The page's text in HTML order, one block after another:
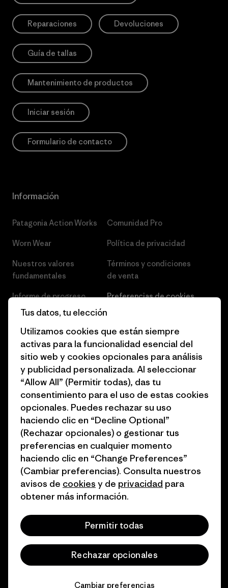
Reparaciones Devoluciones
Guía de tallas
Mantenimiento de productos
Iniciar sesión
Formulario de contacto
Información
Patagonia Action Works
Worn Wear
Nuestros valores
fundamentales
Informe de progreso
Business Unusual
Objetivos climáticos
1% for the Planet
Cómo financiamos
Tarjetas regalo
Encuentra una tienda
Comunidad Pro
Política de privacidad
Términos y condiciones
de venta
Preferencias de cookies
Empleo
Prensa
Programa para profesionales
del sector
Programa de afiliados
Mapa del sitio Patagonia
España
© 2026 Patagonia, Inc. Todos los derechos reservados.
español
Tus datos, tu elección
Utilizamos cookies que están siempre
activas para la funcionalidad esencial del
sitio web y cookies opcionales para análisis
y publicidad personalizada. Al seleccionar
“Allow All” (Permitir todas), das tu
consentimiento para el uso de estas cookies
opcionales. Puedes rechazar su uso
haciendo clic en “Decline Optional”
(Rechazar opcionales) o gestionar tus
preferencias en cualquier momento
haciendo clic en “Change Preferences”
(Cambiar preferencias). Consulta nuestros
avisos de cookies y de privacidad para
obtener más información.
Permitir todas
Rechazar opcionales
Cambiar preferencias